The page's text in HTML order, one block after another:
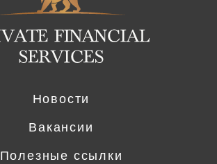
Новости
Вакансии
Полезные ссылки